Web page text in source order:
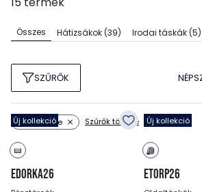
Összes Hátizsákok(39) Irodai táskák(5)
SZŰRŐK
Szín: szürke Szűrők törlése
Új kollekció
EDORKA26
Új kollekció
ETORP26